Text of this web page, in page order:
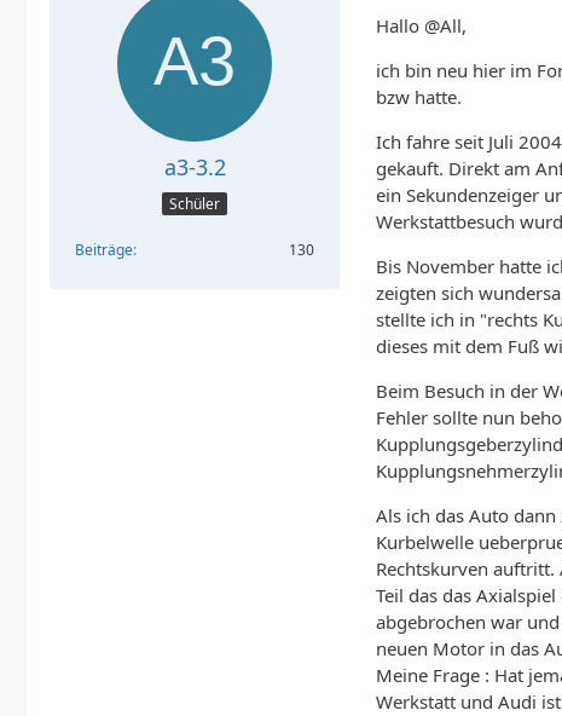
a3-3.2
Schüler
Beiträge 130
Hallo @All,
ich bin neu hier im
bzw hatte.
Ich fahre seit Juli
gekauft. Direkt am
ein Sekundenzeiger
Werkstattbesuch
Bis November hatte
zeigten sich
stellte ich in "rechts
dieses mit dem Fuß
Beim Besuch in der
Fehler sollte nun
Als ich das Auto
Kurbelwelle
Rechtskurven auftritt.
Teil das das
abgebrochen war
neuen Motor in das
Meine Frage : Hat
Werkstatt und Audi